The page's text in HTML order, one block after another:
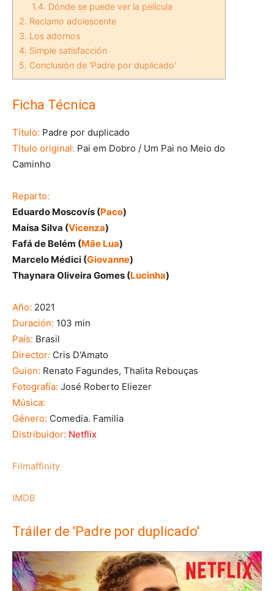
1.4. Dónde se puede ver la película
2. Reclamo adolescente
3. Los adornos
4. Simple satisfacción
5. Conclusión de 'Padre por duplicado'
Ficha Técnica
Título: Padre por duplicado
Título original: Pai em Dobro / Um Pai no Meio do
Caminho
Reparto:
Eduardo Moscovís (Paco)
Maísa Silva (Vicenza)
Fafá de Belém (Mãe Lua)
Marcelo Médici (Giovanne)
Thaynara Oliveira Gomes (Lucinha)
Año: 2021
Duración: 103 min
País: Brasil
Director: Cris D'Amato
Guion: Renato Fagundes, Thalita Rebouças
Fotografía: José Roberto Eliezer
Música:
Género: Comedia. Familia
Distribuidor: Netflix
Filmaffinity
IMDB
Tráiler de 'Padre por duplicado'